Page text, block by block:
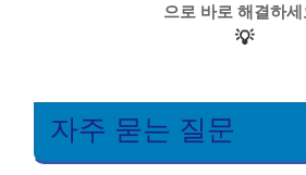
으로 바로 해결하세
💡
자주 묻는 질문